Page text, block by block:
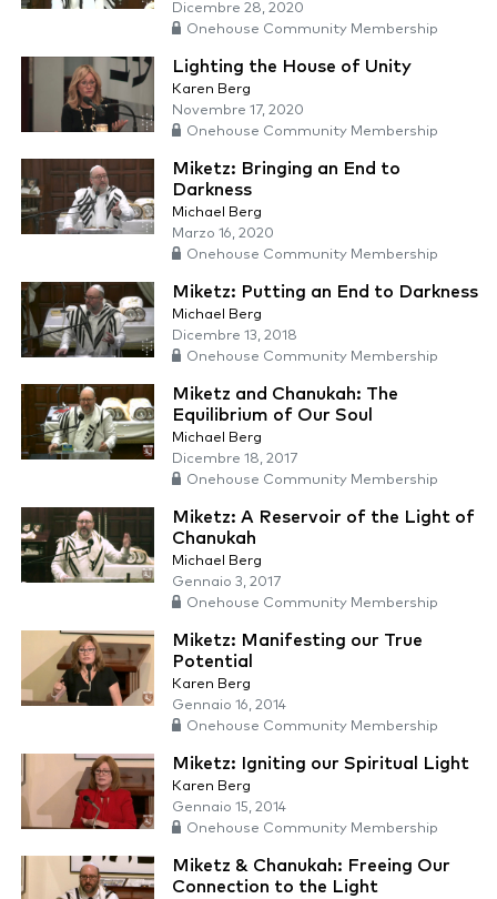
Dicembre 28, 2020
Onehouse Community Membership
Lighting the House of Unity
Karen Berg
Novembre 17, 2020
Onehouse Community Membership
Miketz: Bringing an End to
Darkness
Michael Berg
Marzo 16, 2020
Onehouse Community Membership
Miketz: Putting an End to Darkness
Michael Berg
Dicembre 13, 2018
Onehouse Community Membership
Miketz and Chanukah: The
Equilibrium of Our Soul
Michael Berg
Dicembre 18, 2017
Onehouse Community Membership
Miketz: A Reservoir of the Light of
Chanukah
Michael Berg
Gennaio 3, 2017
Onehouse Community Membership
Miketz: Manifesting our True
Potential
Karen Berg
Gennaio 16, 2014
Onehouse Community Membership
Miketz: Igniting our Spiritual Light
Karen Berg
Gennaio 15, 2014
Onehouse Community Membership
Miketz & Chanukah: Freeing Our
Connection to the Light